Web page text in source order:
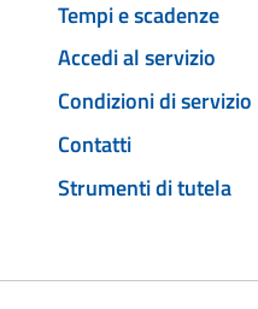
Tempi e scadenze
Accedi al servizio
Condizioni di servizio
Contatti
Strumenti di tutela